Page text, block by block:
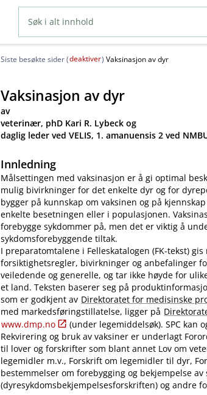
Siste besøkte sider (deaktiver) Vaksinasjon av dyr
Vaksinasjon av dyr
av
veterinær, phD Kari R. Lybeck og
daglig leder ved VELIS, 1. amanuensis 2 ved
Innledning
Målsettingen med vaksinasjon er å gi optimal
mulig bivirkninger for det enkelte dyr og for
bygger på kunnskap om vaksinen og på
enkelte besetningen eller i populasjonen.
forebygge sykdommer på, men det er viktig å
sykdomsforebyggende tiltak.
I preparatomtalene i Felleskatalogen (FK-tekst)
forsiktighetsregler, bivirkninger og anbefalinger
veiledende og generelle, og tar ikke høyde for
et land. Teksten baserer seg på
som er godkjent av Direktoratet for medisinske
med markedsføringstillatelse, ligger på
www.dmp.no
(under legemiddelsøk). SPC kan
Rekvirering og bruk av vaksiner er underlagt
til lover og forskrifter som blant annet Lov om
legemidler m.v., Forskrift om legemidler til dyr,
bestemmelser om forebygging og bekjempelse
(dyresykdomsbekjempelsesforskriften) og andre